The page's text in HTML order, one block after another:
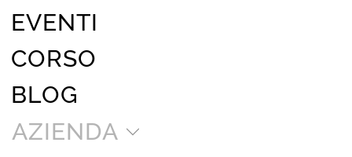
EVENTI
CORSO
BLOG
AZIENDA